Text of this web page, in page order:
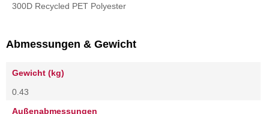
300D Recycled PET Polyester
Abmessungen & Gewicht
Gewicht (kg)
0.43
Außenabmessungen